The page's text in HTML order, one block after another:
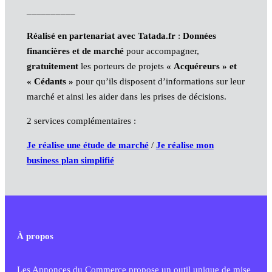
Réalisé en partenariat avec Tatada.fr: Données
financières et de marchépour accompagner,
gratuitement les porteurs de projets « Acquéreurs » et
« Cédants » pour qu’ils disposent d’informations sur leur
marché et ainsi les aider dans les prises de décisions.
2 services complémentaires :
Je réalise une étude de marché/ Je réalise mon
business plan simplifié
À propos
Les Annonces du Commerce propose un outil unique de mise